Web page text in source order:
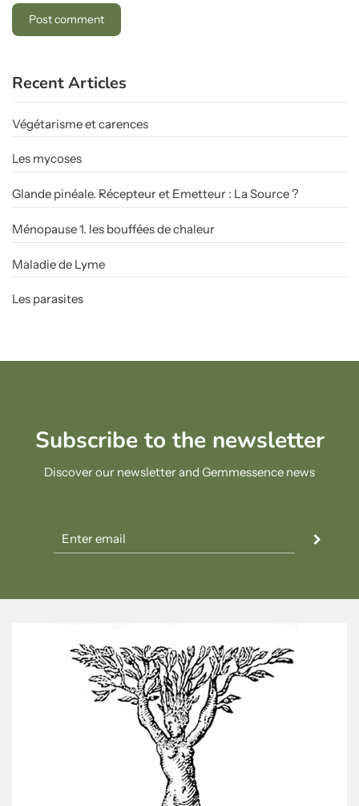
Recent Articles
Végétarisme et carences
Les mycoses
Glande pinéale. Récepteur et Emetteur : La Source ?
Ménopause 1. les bouffées de chaleur
Maladie de Lyme
Les parasites
Subscribe to the newsletter
Discover our newsletter and Gemmessence news